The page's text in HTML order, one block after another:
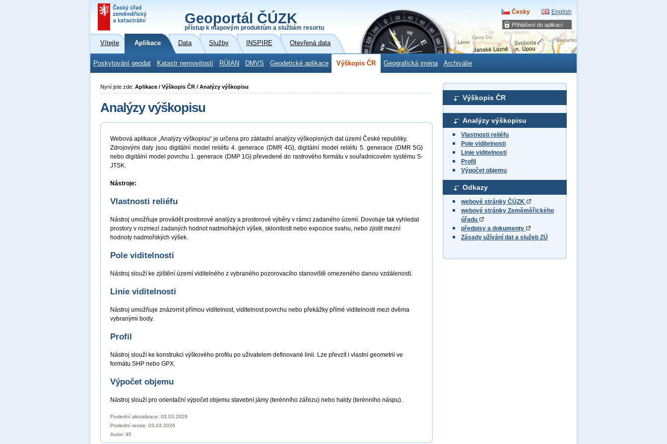
Přihlášení do aplikací
Geoportál ČÚZK
přístup k mapovým produktům a službám resortu
Česky English
Vítejte Aplikace Data Služby INSPIRE Otevřená data
Poskytování geodat Katastr nemovitostí RÚIAN DMVS Geodetické aplikace Výškopis ČR Geografická jména Archiválie
Výškopis ČR
Analýzy výškopisu
Vlastnosti reliéfu
Pole viditelnosti
Linie viditelnosti
Profil
Výpočet objemu
Odkazy
webové stránky ČÚZK
webové stránky Zeměměřického
úřadu
předpisy a dokumenty
Zásady užívání dat a služeb ZÚ
Nyní jste zde: Aplikace / Výškopis ČR / Analýzy výškopisu
Analýzy výškopisu
Webová aplikace „Analýzy výškopisu“ je určena pro základní analýzy výškopisných dat území České republiky.
Zdrojovými daty jsou digitální model reliéfu 4. generace (DMR 4G), digitální model reliéfu 5. generace (DMR 5G)
nebo digitální model povrchu 1. generace (DMP 1G) převedené do rastrového formátu v souřadnicovém systému S-
JTSK.
Nástroje:
Vlastnosti reliéfu
Nástroj umožňuje provádět prostorové analýzy a prostorové výběry v rámci zadaného území. Dovoluje tak vyhledat
prostory v rozmezí zadaných hodnot nadmořských výšek, sklonitosti nebo expozice svahu, nebo zjistit mezní
hodnoty nadmořských výšek.
Pole viditelnosti
Nástroj slouží ke zjištění území viditelného z vybraného pozorovacího stanoviště omezeného danou vzdáleností.
Linie viditelnosti
Nástroj umožňuje znázornit přímou viditelnost, viditelnost povrchu nebo překážky přímé viditelnosti mezi dvěma
vybranými body.
Profil
Nástroj slouží ke konstrukci výškového profilu po uživatelem definované linii. Lze převzít i vlastní geometrii ve
formátu SHP nebo GPX.
Výpočet objemu
Nástroj slouží pro orientační výpočet objemu stavební jámy (terénního zářezu) nebo haldy (terénního náspu).
Poslední aktualizace: 03.03.2026
Poslední revize: 03.03.2026
Autor: 95